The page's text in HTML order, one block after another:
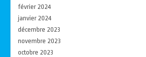
février 2024
janvier 2024
décembre 2023
novembre 2023
octobre 2023